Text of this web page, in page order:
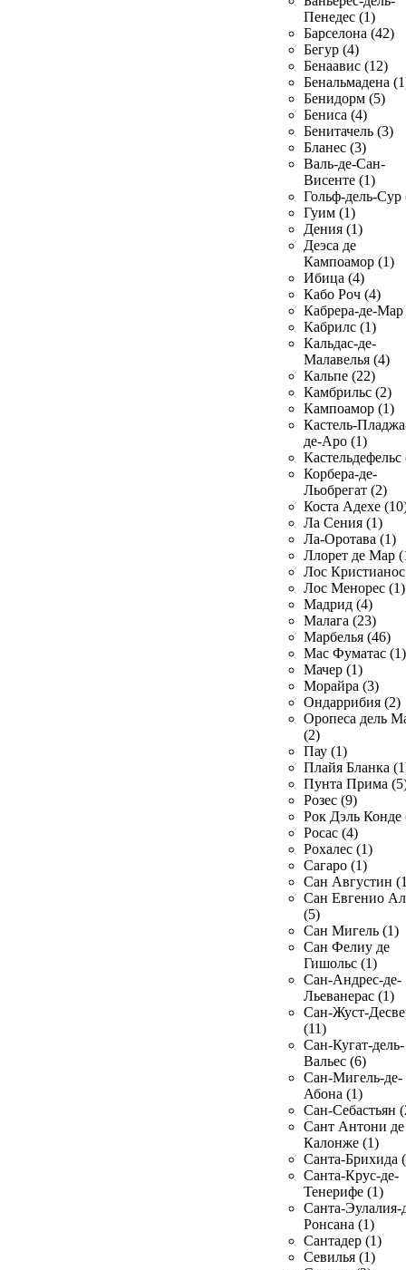
Пенедес (1)
Барселона (42)
Бегур (4)
Бенаавис (12)
Бенальмадена
Бенидорм (5)
Бениса (4)
Бенитачель (3)
Бланес (3)
Валь-де-Сан-
Висенте (1)
Гольф-дель-Сур
Гуим (1)
Дения (1)
Деэса де
Кампоамор (1)
Ибица (4)
Кабо Роч (4)
Кабрера-де-Мар
Кабрилс (1)
Кальдас-де-
Малавелья (4)
Кальпе (22)
Камбрильс (2)
Кампоамор (1)
Кастель-
де-Аро (1)
Кастельдефельс
Корбера-де-
Льобрегат (2)
Коста Адехе
Ла Сения (1)
Ла-Оротава (1)
Ллорет де Мар
Лос
Лос Менорес (1)
Мадрид (4)
Малага (23)
Марбелья (46)
Мас Фуматас (1)
Мачер (1)
Морайра (3)
Ондаррибия (2)
Оропеса дель
(2)
Пау (1)
Плайя Бланка
Пунта Прима
Розес (9)
Рок Дэль Конде
Росас (4)
Рохалес (1)
Сагаро (1)
Сан Августин
Сан Евгенио
(5)
Сан Мигель (1)
Сан Фелиу де
Гишольс (1)
Сан-Андрес-де-
Льеванерас (1)
Сан-Жуст-
(11)
Сан-Кугат-дель-
Вальес (6)
Сан-Мигель-де-
Абона (1)
Сан-Себастьян
Сант Антони де
Калонже (1)
Санта-Брихида
Санта-Крус-де-
Тенерифе (1)
Санта-Эулалия-
Ронсана (1)
Сантадер (1)
Севилья (1)